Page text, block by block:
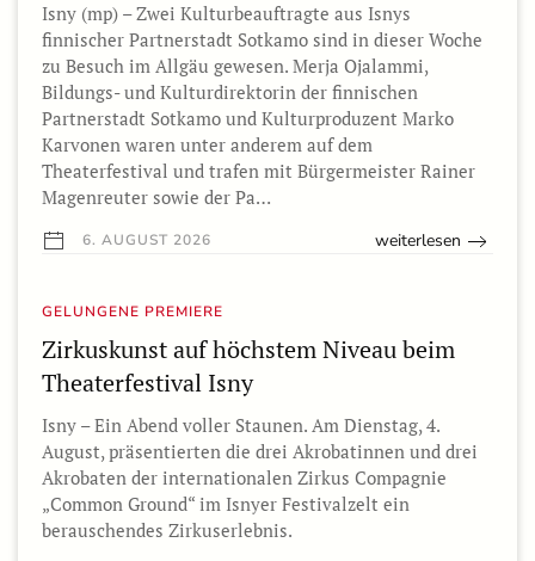
Isny (mp) – Zwei Kulturbeauftragte aus Isnys
finnischer Partnerstadt Sotkamo sind in dieser Woche
zu Besuch im Allgäu gewesen. Merja Ojalammi,
Bildungs- und Kulturdirektorin der finnischen
Partnerstadt Sotkamo und Kulturproduzent Marko
Karvonen waren unter anderem auf dem
Theaterfestival und trafen mit Bürgermeister Rainer
Magenreuter sowie der Pa…
6. AUGUST 2026 weiterlesen
GELUNGENE PREMIERE
Zirkuskunst auf höchstem Niveau beim
Theaterfestival Isny
Isny – Ein Abend voller Staunen. Am Dienstag, 4.
August, präsentierten die drei Akrobatinnen und drei
Akrobaten der internationalen Zirkus Compagnie
„Common Ground“ im Isnyer Festivalzelt ein
berauschendes Zirkuserlebnis.